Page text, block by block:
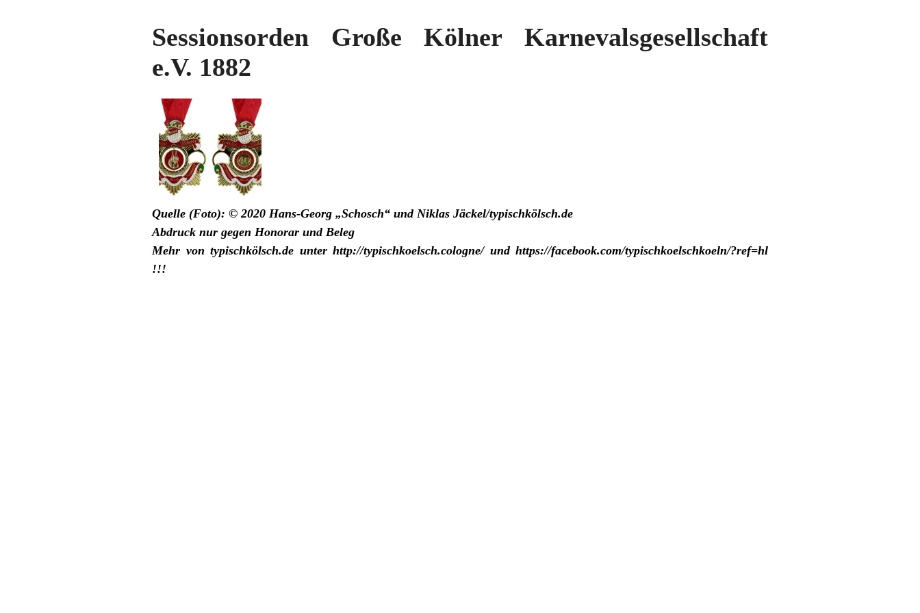
Sessionsorden Große Kölner Karnevalsgesellschaft
e.V. 1882
Quelle (Foto): © 2020 Hans-Georg „Schosch“ und Niklas Jäckel/typischkölsch.de
Abdruck nur gegen Honorar und Beleg
Mehr von typischkölsch.de unter http://typischkoelsch.cologne/und https://facebook.com/typischkoelschkoeln/?ref=hl
!!!